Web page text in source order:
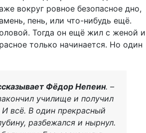
вокруг ровное безопасное дно,
пень, или что-нибудь ещё.
Тогда он ещё жил с женой и
только начинается. Но один
Фёдор Непеин. –
училище и получил
всё. В один прекрасный
разбежался и нырнул.